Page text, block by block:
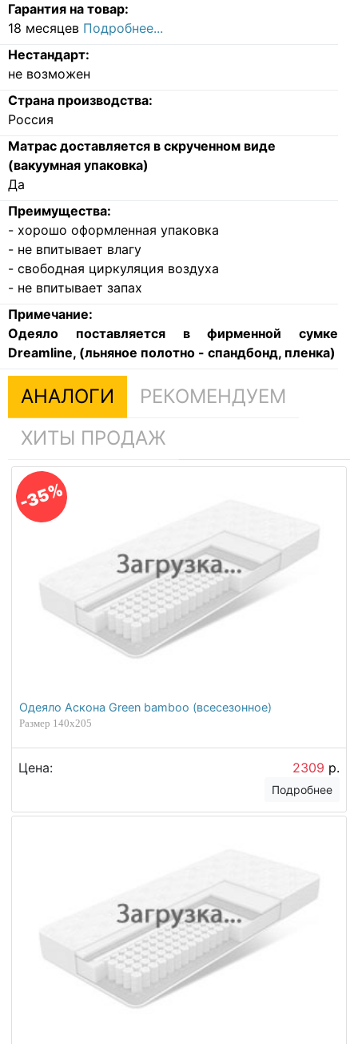
Гарантия на товар:
18 месяцев Подробнее...
Нестандарт:
не возможен
Страна производства:
Россия
Матрас доставляется в скрученном виде
(вакуумная упаковка)
Да
Преимущества:
- хорошо оформленная упаковка
- не впитывает влагу
- свободная циркуляция воздуха
- не впитывает запах
Примечание:
Одеяло поставляется в фирменной сумке
Dreamline, (льняное полотно - спандбонд, пленка)
АНАЛОГИ
РЕКОМЕНДУЕМ
ХИТЫ ПРОДАЖ
-35%
Одеяло Аскона Green bamboo (всесезонное)
Размер 140х205
Цена: 2309 р.
Подробнее